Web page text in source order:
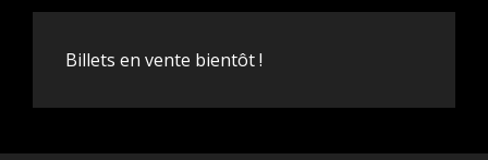
Billets en vente bientôt !